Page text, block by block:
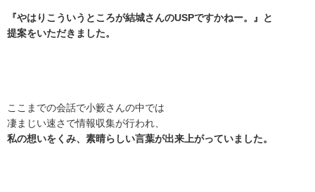
『やはりこういうところが結城さんのUSPですかねー。』と
提案をいただきました。
ここまでの会話で小籔さんの中では
凄まじい速さで情報収集が行われ、
私の想いをくみ、素晴らしい言葉が出来上がっていました。